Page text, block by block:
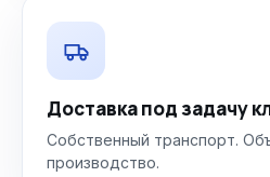
Доставка под задачу
Собственный транспорт.
производство.